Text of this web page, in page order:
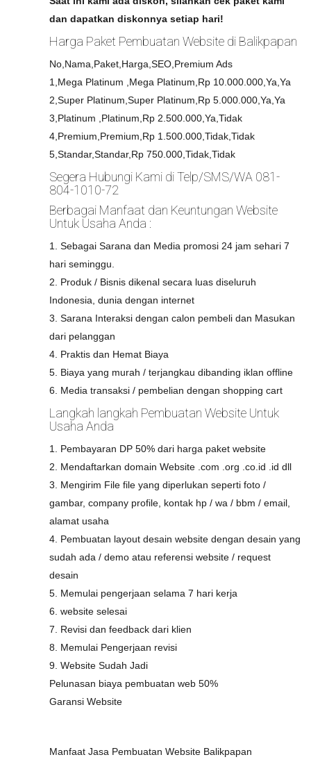
dan dapatkan diskonnya setiap hari!
Harga Paket Pembuatan Website di Balikpapan
No,Nama,Paket,Harga,SEO,Premium Ads
1,Mega Platinum ,Mega Platinum,Rp 10.000.000,Ya,Ya
2,Super Platinum,Super Platinum,Rp 5.000.000,Ya,Ya
3,Platinum ,Platinum,Rp 2.500.000,Ya,Tidak
4,Premium,Premium,Rp 1.500.000,Tidak,Tidak
5,Standar,Standar,Rp 750.000,Tidak,Tidak
Segera Hubungi Kami di Telp/SMS/WA 081-
804-1010-72
Berbagai Manfaat dan Keuntungan Website
Untuk Usaha Anda :
1. Sebagai Sarana dan Media promosi 24 jam sehari 7
hari seminggu.
2. Produk / Bisnis dikenal secara luas diseluruh
Indonesia, dunia dengan internet
3. Sarana Interaksi dengan calon pembeli dan Masukan
dari pelanggan
4. Praktis dan Hemat Biaya
5. Biaya yang murah / terjangkau dibanding iklan offline
6. Media transaksi / pembelian dengan shopping cart
Langkah langkah Pembuatan Website Untuk
Usaha Anda
1. Pembayaran DP 50% dari harga paket website
2. Mendaftarkan domain Website .com .org .co.id .id dll
3. Mengirim File file yang diperlukan seperti foto /
gambar, company profile, kontak hp / wa / bbm / email,
alamat usaha
4. Pembuatan layout desain website dengan desain yang
sudah ada / demo atau referensi website / request
desain
5. Memulai pengerjaan selama 7 hari kerja
6. website selesai
7. Revisi dan feedback dari klien
8. Memulai Pengerjaan revisi
9. Website Sudah Jadi
Pelunasan biaya pembuatan web 50%
Garansi Website
Manfaat Jasa Pembuatan Website Balikpapan